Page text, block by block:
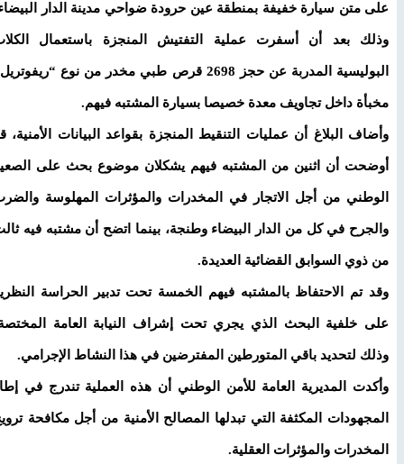
على متن سيارة خفيفة بمنطقة عين حرودة ضواحي مدينة الدار البيضاء،
وذلك بعد أن أسفرت عملية التفتيش المنجزة باستعمال الكلاب
البوليسية المدربة عن حجز 2698 قرص طبي مخدر من نوع “ريفوتريل”
مخبأة داخل تجاويف معدة خصيصا بسيارة المشتبه فيهم.
وأضاف البلاغ أن عمليات التنقيط المنجزة بقواعد البيانات الأمنية، قد
أوضحت أن اثنين من المشتبه فيهم يشكلان موضوع بحث على الصعيد
الوطني من أجل الاتجار في المخدرات والمؤثرات المهلوسة والضرب
والجرح في كل من الدار البيضاء وطنجة، بينما اتضح أن مشتبه فيه ثالث
من ذوي السوابق القضائية العديدة.
وقد تم الاحتفاظ بالمشتبه فيهم الخمسة تحت تدبير الحراسة النظرية
على خلفية البحث الذي يجري تحت إشراف النيابة العامة المختصة،
وذلك لتحديد باقي المتورطين المفترضين في هذا النشاط الإجرامي.
وأكدت المديرية العامة للأمن الوطني أن هذه العملية تندرج في إطار
المجهودات المكثفة التي تبدلها المصالح الأمنية من أجل مكافحة ترويج
المخدرات والمؤثرات العقلية.